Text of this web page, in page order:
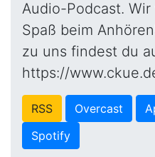
Audio-Podcast.
Spaß beim
zu uns findest du
https://
RSS Overcast
Spotify